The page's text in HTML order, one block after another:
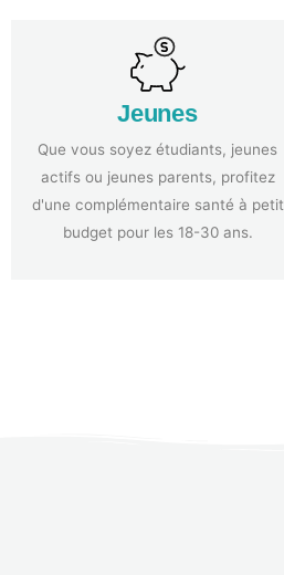
Jeunes
Que vous soyez étudiants, jeunes
actifs ou jeunes parents, profitez
d'une complémentaire santé à petit
budget pour les 18-30 ans.